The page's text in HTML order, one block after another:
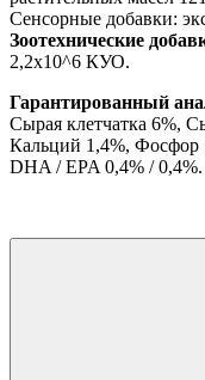
Сенсорные добавки:
Зоотехнические
2,2x10^6 КУО.
Гарантированный
Сырая клетчатка 6%,
Кальций 1,4%, Фосфор
DHA / EPA 0,4% / 0,4%.